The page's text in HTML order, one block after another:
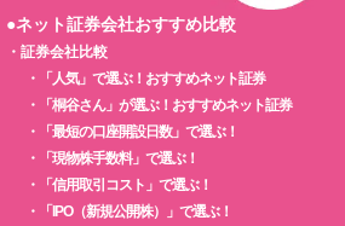
●ネット証券会社おすすめ比較
・ 証券会社比較
・
「人気」で選ぶ！おすすめネット証券
・
「桐谷さん」が選ぶ！おすすめネット証券
・
「最短の口座開設日数」で選ぶ！
・
「現物株手数料」で選ぶ！
・
「信用取引コスト」で選ぶ！
・
「IPO（新規公開株）」で選ぶ！